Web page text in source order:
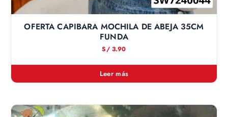
OFERTA CAPIBARA MOCHILA DE ABEJA 35CM
FUNDA
S/3.90
Leer más